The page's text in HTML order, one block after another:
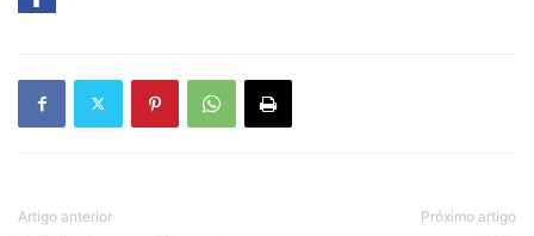
Artigo anterior Próximo artigo